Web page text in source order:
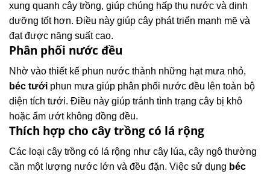
xung quanh cây trồng, giúp chúng hấp thụ nước và dinh
dưỡng tốt hơn. Điều này giúp cây phát triển mạnh mẽ và
đạt được năng suất cao.
Phân phối nước đều
Nhờ vào thiết kế phun nước thành những hạt mưa nhỏ,
béc tưới phun mưa giúp phân phối nước đều lên toàn bộ
diện tích tưới. Điều này giúp tránh tình trạng cây bị khô
hoặc ẩm ướt không đồng đều.
Thích hợp cho cây trồng có lá rộng
Các loại cây trồng có lá rộng như cây lúa, cây ngô thường
cần một lượng nước lớn và đều đặn. Việc sử dụng béc